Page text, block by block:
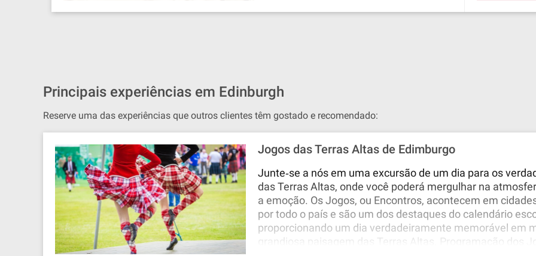
Principais experiências em Edinburgh
Reserve uma das experiências que outros clientes têm gostado e recomendado:
Jogos das Terras Altas de Edimburgo
Junte‐se a nós em uma excursão de um dia para os
das Terras Altas, onde você poderá mergulhar na
a emoção. Os Jogos, ou Encontros, acontecem em
por todo o país e são um dos destaques do calendário
proporcionando um dia verdadeiramente memorável em
grandiosa paisagem das Terras Altas. Programação dos